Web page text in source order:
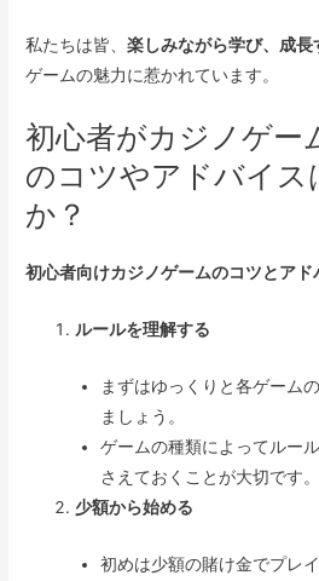
私たちは皆、楽しみながら学び、成長
ゲームの魅力に惹かれています。
初心者がカジノゲー
のコツやアドバイス
か？
初心者向けカジノゲームのコツとアド
ルールを理解する
まずはゆっくりと各ゲーム
ましょう。
ゲームの種類によってルー
さえておくことが大切です。
少額から始める
初めは少額の賭け金でプレ